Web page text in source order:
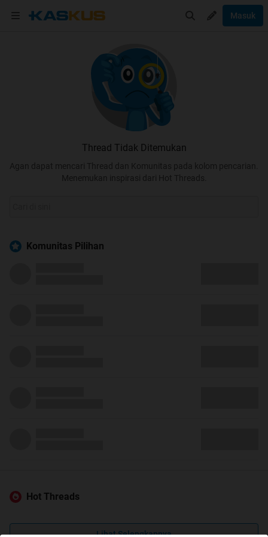
Masuk
Thread Tidak Ditemukan
Agan dapat mencari Thread dan Komunitas pada kolom pencarian.
Menemukan inspirasi dari Hot Threads.
Komunitas Pilihan
Hot Threads
Lihat Selengkapnya